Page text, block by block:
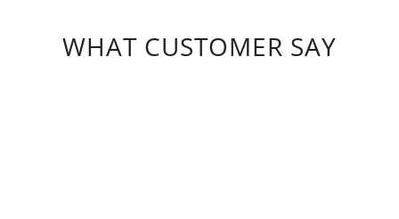
WHAT CUSTOMER SAY